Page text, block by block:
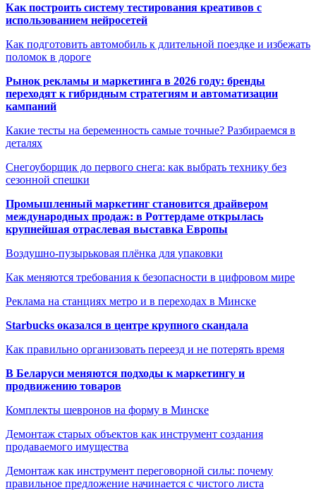
Как построить систему тестирования креативов с
использованием нейросетей
Как подготовить автомобиль к длительной поездке и избежать
поломок в дороге
Рынок рекламы и маркетинга в 2026 году: бренды
переходят к гибридным стратегиям и автоматизации
кампаний
Какие тесты на беременность самые точные? Разбираемся в
деталях
Снегоуборщик до первого снега: как выбрать технику без
сезонной спешки
Промышленный маркетинг становится драйвером
международных продаж: в Роттердаме открылась
крупнейшая отраслевая выставка Европы
Воздушно-пузырьковая плёнка для упаковки
Как меняются требования к безопасности в цифровом мире
Реклама на станциях метро и в переходах в Минске
Starbucks оказался в центре крупного скандала
Как правильно организовать переезд и не потерять время
В Беларуси меняются подходы к маркетингу и
продвижению товаров
Комплекты шевронов на форму в Минске
Демонтаж старых объектов как инструмент создания
продаваемого имущества
Демонтаж как инструмент переговорной силы: почему
правильное предложение начинается с чистого листа